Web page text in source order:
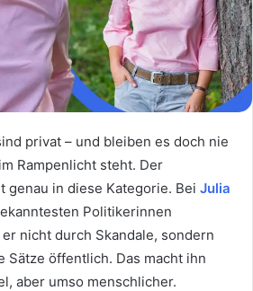
privat – und bleiben es doch nie
Rampenlicht steht. Der
genau in diese Kategorie. Bei Julia
Politikerinnen
nicht durch Skandale, sondern
Sätze öffentlich. Das macht ihn
aber umso menschlicher.